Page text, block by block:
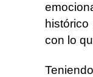
con lo